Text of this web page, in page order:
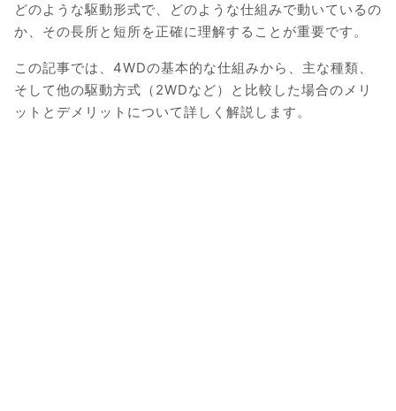
どのような駆動形式で、どのような仕組みで動いているの
か、その長所と短所を正確に理解することが重要です。
この記事では、4WDの基本的な仕組みから、主な種類、
そして他の駆動方式（2WDなど）と比較した場合のメリ
ットとデメリットについて詳しく解説します。